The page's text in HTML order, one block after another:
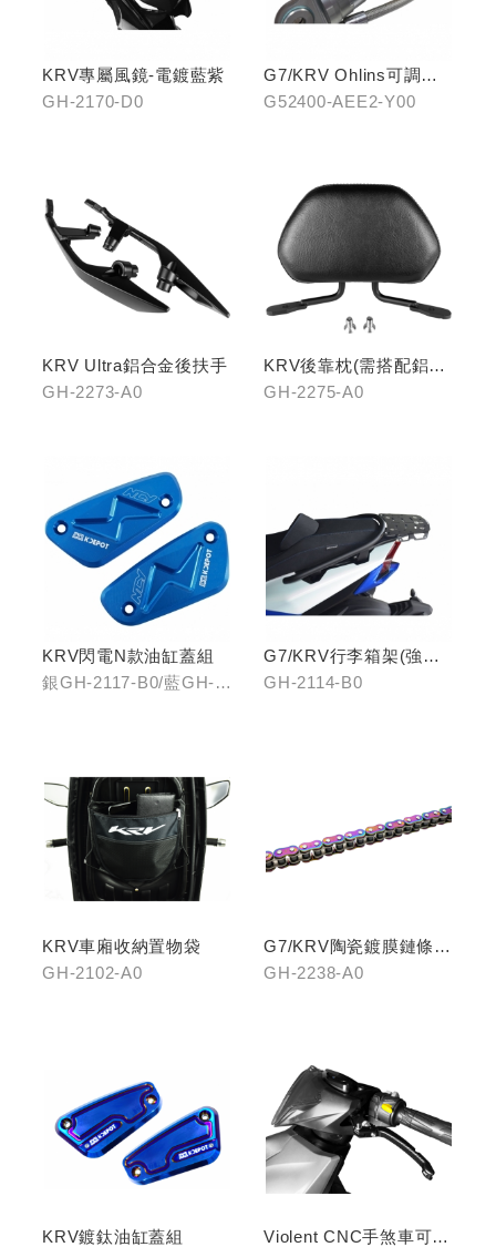
KRV專屬風鏡-電鍍藍紫
GH-2170-D0
G7/KRV Ohlins可調避
震器
G52400-AEE2-Y00
KRV Ultra鋁合金後扶手
GH-2273-A0
KRV後靠枕(需搭配鋁合
金扶手)
GH-2275-A0
KRV閃電N款油缸蓋組
銀GH-2117-B0/藍GH-
G7/KRV行李箱架(強化)
置物版型
GH-2114-B0
KRV車廂收納置物袋
GH-2102-A0
G7/KRV陶瓷鍍膜鏈條-
炫彩
GH-2238-A0
KRV鍍鈦油缸蓋組
Violent CNC手煞車可調